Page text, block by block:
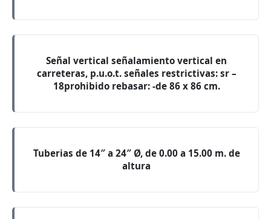
Señal vertical señalamiento vertical en
carreteras, p.u.o.t. señales restrictivas: sr –
18prohibido rebasar: -de 86 x 86 cm.
Tuberias de 14″ a 24″ Ø, de 0.00 a 15.00 m. de
altura